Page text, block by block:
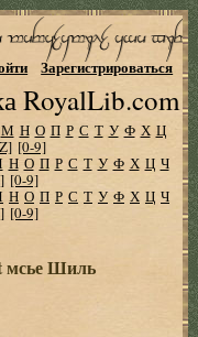
RoyalLib.com
Зарегистрироваться
М Н О П Р С Т У Ф Х Ц
[0-9]
Н О П Р С Т У Ф Х Ц Ч
[0-9]
Н О П Р С Т У Ф Х Ц Ч
[0-9]
мсье Шиль